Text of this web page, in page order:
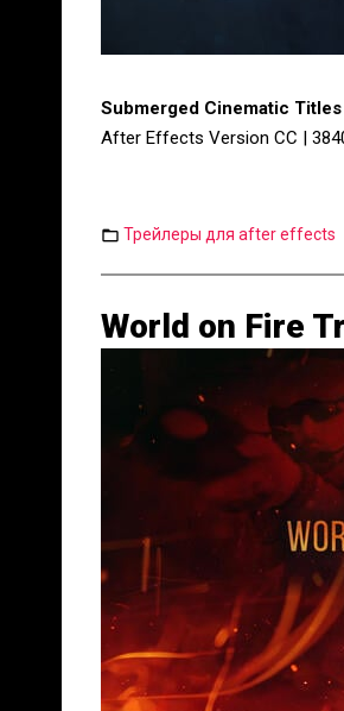
Submerged Cinematic
After Effects Version CC |
Трейлеры для after effects
World on Fire